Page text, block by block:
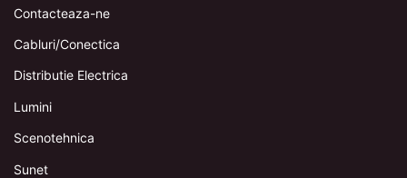
Contacteaza-ne
Cabluri/Conectica
Distributie Electrica
Lumini
Scenotehnica
Sunet